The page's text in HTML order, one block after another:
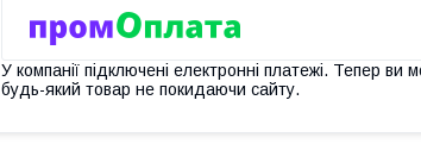
У компанії підключені електронні платежі. Тепер ви
будь-який товар не покидаючи сайту.